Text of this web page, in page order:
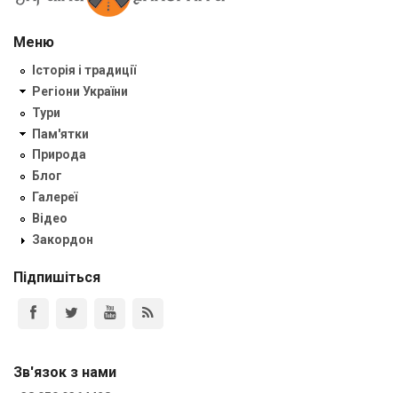
Меню
Історія і традиції
Регіони України
Тури
Пам'ятки
Природа
Блог
Галереї
Відео
Закордон
Підпишіться
Зв'язок з нами